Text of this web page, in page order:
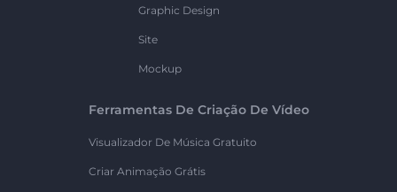
Graphic Design
Site
Mockup
Ferramentas De Criação De Vídeo
Visualizador De Música Gratuito
Criar Animação Grátis